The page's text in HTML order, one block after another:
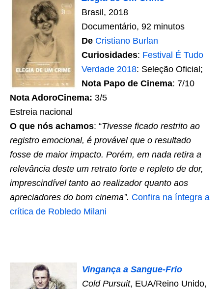
Brasil, 2018
Documentário, 92 minutos
De Cristiano Burlan
Curiosidades: Festival É Tudo
Verdade 2018: Seleção Oficial;
Nota Papo de Cinema: 7/10
Nota AdoroCinema: 3/5
Estreia nacional
O que nós achamos: “Tivesse ficado restrito ao
registro emocional, é provável que o resultado
fosse de maior impacto. Porém, em nada retira a
relevância deste um retrato forte e repleto de dor,
imprescindível tanto ao realizador quanto aos
apreciadores do bom cinema”. Confira na íntegra a
crítica de Robledo Milani
Vingança a Sangue-Frio
Cold Pursuit, EUA/Reino Unido,